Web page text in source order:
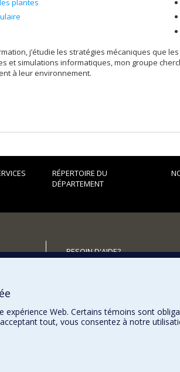
j’étudie les stratégies mécaniques que
et simulations informatiques, mon groupe
à leur environnement.
RÉPERTOIRE DU
DÉPARTEMENT
BESOIN D'AIDE?
expérience Web. Certains témoins sont
tout, vous consentez à notre